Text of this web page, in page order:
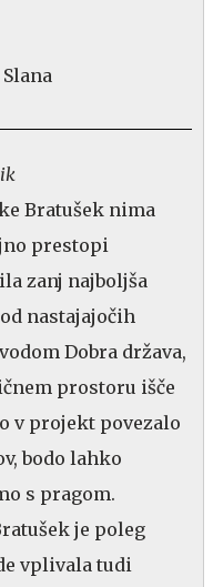
Bratušek nima
prestopi
zanj najboljša
nastajajočih
Dobra država,
prostoru išče
v projekt povezalo
bodo lahko
s pragom.
je poleg
vplivala tudi